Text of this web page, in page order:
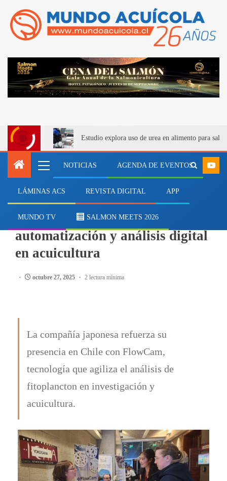
Estudio explora uso de urea en alimento para
NOTICIAS AGENDA DE EVENTOS
LÁMINAS ACS REVISTA DIGITAL APP
MUNDO TV SALMON MEETS 2026
Yokogawa impulsa
automatización y análisis digital
en acuicultura
octubre 27, 2025 2 lectura mínima
La compañía japonesa refuerza su
presencia en Chile con FlowCam,
tecnología que agiliza el análisis de
fitoplancton en investigación y
acuicultura.